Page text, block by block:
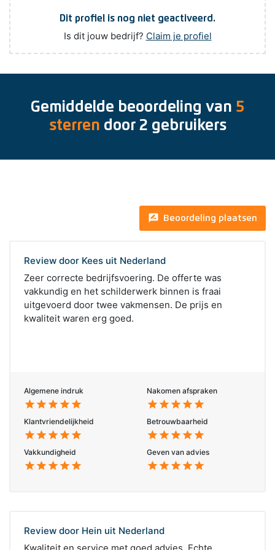
Dit profiel is nog niet geactiveerd.
Is dit jouw bedrijf? Claim je profiel
Gemiddelde beoordeling van 5
sterren door 2 gebruikers
rate_review Beoordeling plaatsen
Review door Kees uit Nederland
Zeer correcte bedrijfsvoering. De offerte was
vakkundig en het schilderwerk binnen is fraai
uitgevoerd door twee vakmensen. De prijs en
kwaliteit waren erg goed.
Algemene indruk
star star star star star
Nakomen afspraken
star star star star star
Klantvriendelijkheid
star star star star star
Betrouwbaarheid
star star star star star
Vakkundigheid
star star star star star
Geven van advies
star star star star star
Review door Hein uit Nederland